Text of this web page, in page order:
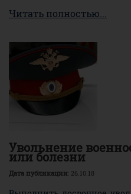
Читать полностью...
Увольнение
или болезни
Дата публикации: 26.10.18